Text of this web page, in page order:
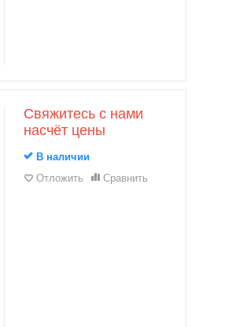
Свяжитесь с нами
насчёт цены
В наличии
Отложить
Сравнить